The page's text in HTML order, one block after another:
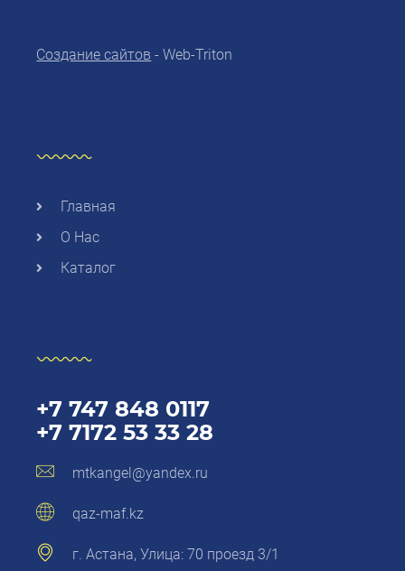
Создание сайтов - Web-Triton
Главная
О Нас
Каталог
+7 747 848 0117
+7 7172 53 33 28
mtkangel@yandex.ru
qaz-maf.kz
г. Астана, Улица: 70 проезд 3/1